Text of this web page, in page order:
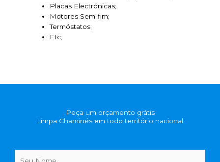
Placas Electrónicas;
Motores Sem-fim;
Termóstatos;
Etc;
Peça um orçamento grátis
Limpa Chaminés em todo território nacional